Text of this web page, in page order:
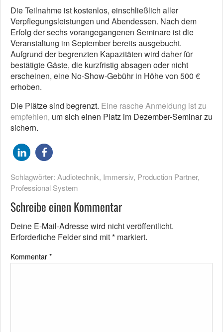
Die Teilnahme ist kostenlos, einschließlich aller
Verpflegungsleistungen und Abendessen. Nach dem
Erfolg der sechs vorangegangenen Seminare ist die
Veranstaltung im September bereits ausgebucht.
Aufgrund der begrenzten Kapazitäten wird daher für
bestätigte Gäste, die kurzfristig absagen oder nicht
erscheinen, eine No-Show-Gebühr in Höhe von 500 €
erhoben.
Die Plätze sind begrenzt. Eine rasche Anmeldung ist zu
empfehlen, um sich einen Platz im Dezember-Seminar zu
sichern.
Schlagwörter: Audiotechnik, Immersiv, Production Partner,
Professional System
Schreibe einen Kommentar
Deine E-Mail-Adresse wird nicht veröffentlicht.
Erforderliche Felder sind mit* markiert.
Kommentar *